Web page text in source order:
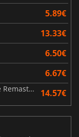
5.89€
13.33€
6.50€
6.67€
Call of Duty Modern Warfare Remastered 14.57€